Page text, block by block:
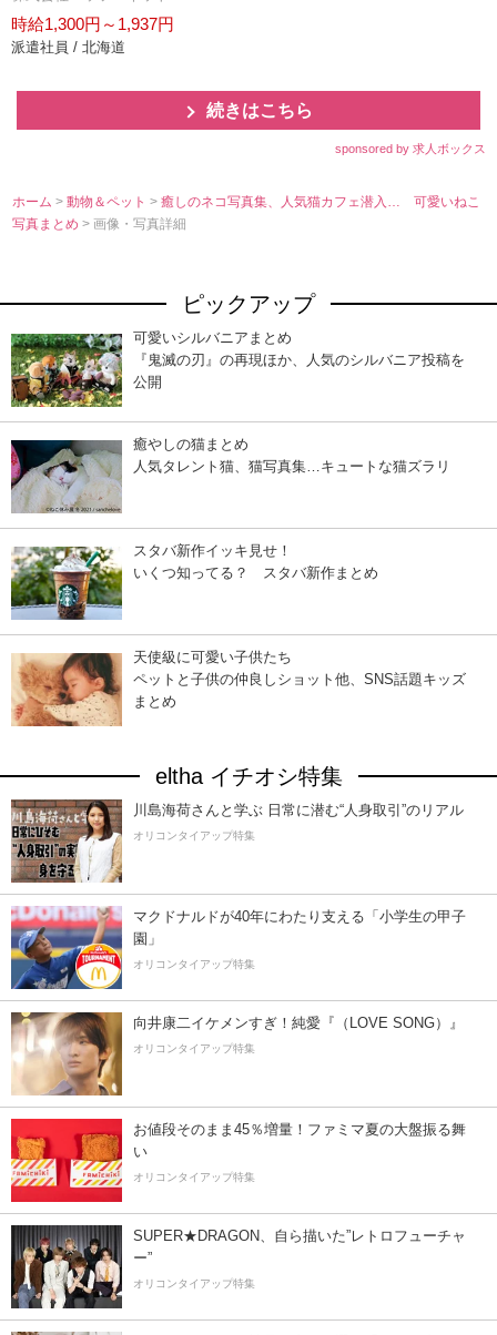
時給1,300円～1,937円
派遣社員 / 北海道
続きはこちら
sponsored by 求人ボックス
ホーム >動物＆ペット>癒しのネコ写真集、人気猫カフェ潜入… 可愛いねこ
写真まとめ> 画像・写真詳細
ピックアップ
可愛いシルバニアまとめ
『鬼滅の刃』の再現ほか、人気のシルバニア投稿を
公開
癒やしの猫まとめ
人気タレント猫、猫写真集…キュートな猫ズラリ
スタバ新作イッキ見せ！
いくつ知ってる？ スタバ新作まとめ
天使級に可愛い子供たち
ペットと子供の仲良しショット他、SNS話題キッズ
まとめ
eltha イチオシ特集
川島海荷さんと学ぶ 日常に潜む“人身取引”のリアル
オリコンタイアップ特集
マクドナルドが40年にわたり支える「小学生の甲子
園」
オリコンタイアップ特集
向井康二イケメンすぎ！純愛『（LOVE SONG）』
オリコンタイアップ特集
お値段そのまま45％増量！ファミマ夏の大盤振る舞
い
オリコンタイアップ特集
SUPER★DRAGON、自ら描いた”レトロフューチャ
ー”
オリコンタイアップ特集